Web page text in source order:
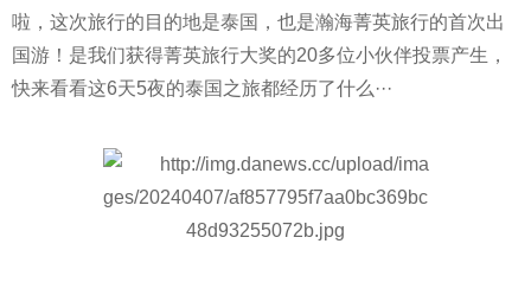
啦，这次旅行的目的地是泰国，也是瀚海菁英旅行的首次出
国游！是我们获得菁英旅行大奖的20多位小伙伴投票产生，
快来看看这6天5夜的泰国之旅都经历了什么···